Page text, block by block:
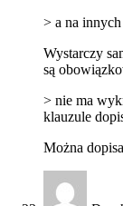
> a na
Wystarczy
są
> nie ma
klauzule
Można